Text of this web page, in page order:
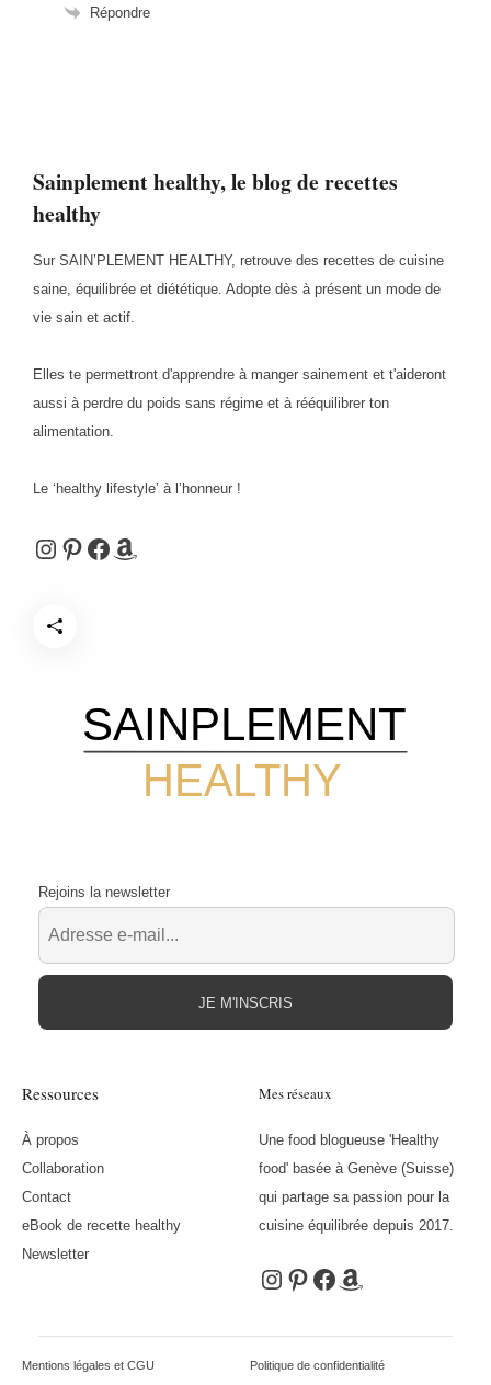
Sainplement healthy, le blog de recettes
healthy
Sur SAIN’PLEMENT HEALTHY, retrouve des recettes de cuisine
saine, équilibrée et diététique. Adopte dès à présent un mode de
vie sain et actif.
Elles te permettront d'apprendre à manger sainement et t'aideront
aussi à perdre du poids sans régime et à rééquilibrer ton
alimentation.
Le ‘healthy lifestyle’ à l’honneur !
Instagram
Pinterest
Facebook
Amazon
Répondre
HEALTHY
SAINPLEMENT
Ressources
À propos
Collaboration
Contact
eBook de recette healthy
Newsletter
Mes réseaux
Une food blogueuse 'Healthy
food' basée à Genève (Suisse)
qui partage sa passion pour la
cuisine équilibrée depuis 2017.
Instagram
Pinterest
Facebook
Amazon
Rejoins la newsletter
JE M'INSCRIS
Mentions légales et CGU Politique de confidentialité